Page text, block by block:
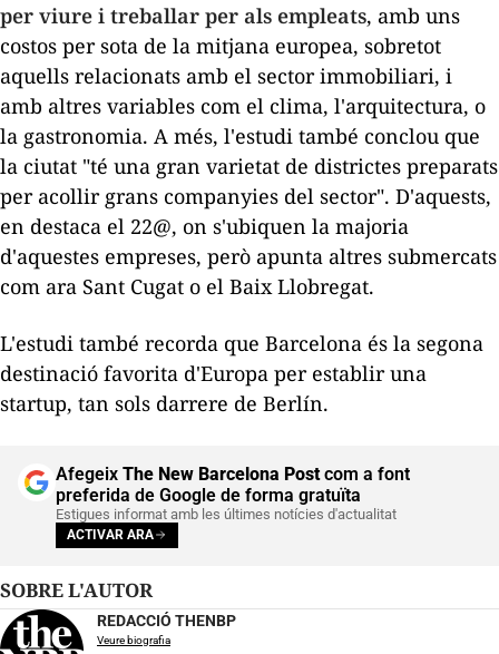
per viure i treballar per als empleats, amb uns
costos per sota de la mitjana europea, sobretot
aquells relacionats amb el sector immobiliari, i
amb altres variables com el clima, l'arquitectura, o
la gastronomia. A més, l'estudi també conclou que
la ciutat "té una gran varietat de districtes preparats
per acollir grans companyies del sector". D'aquests,
en destaca el 22@, on s'ubiquen la majoria
d'aquestes empreses, però apunta altres submercats
com ara Sant Cugat o el Baix Llobregat.
L'estudi també recorda que Barcelona és la segona
destinació favorita d'Europa per establir una
startup, tan sols darrere de Berlín.
Afegeix The New Barcelona Postcom a font
preferida de Google de forma gratuïta
Estigues informat amb les últimes notícies d'actualitat
ACTIVAR ARA
SOBRE L'AUTOR
REDACCIÓ THENBP
Veure biografia